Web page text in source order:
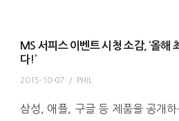
MS 서피스 이벤트 시청 소감, ‘올해
다!’
2015-10-07 / PHiL
삼성, 애플, 구글 등 제품을 공개